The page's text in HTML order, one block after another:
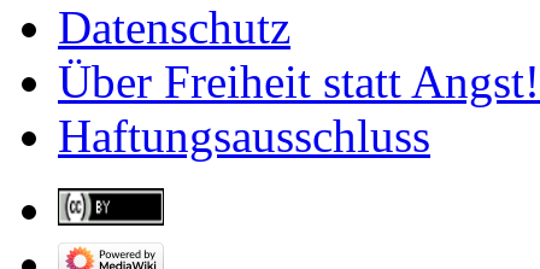
Datenschutz
Über Freiheit statt Angst!
Haftungsausschluss